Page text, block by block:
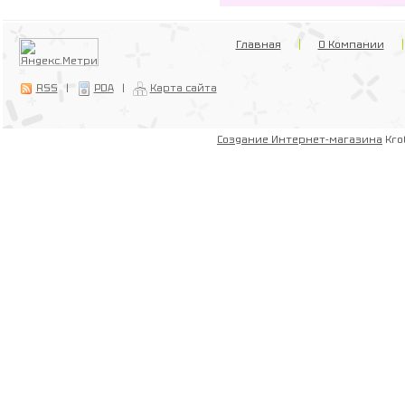
RSS | PDA | Карта сайта
Главная О Компании
Создание Интернет-магазина